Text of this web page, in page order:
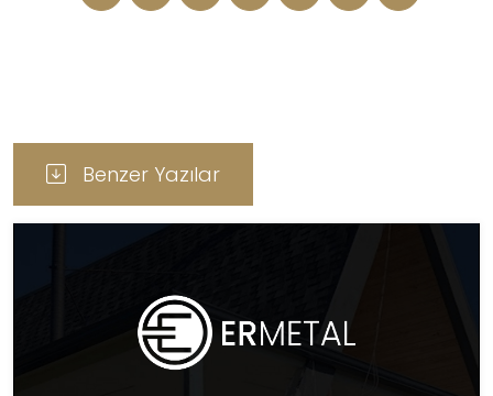
Benzer Yazılar